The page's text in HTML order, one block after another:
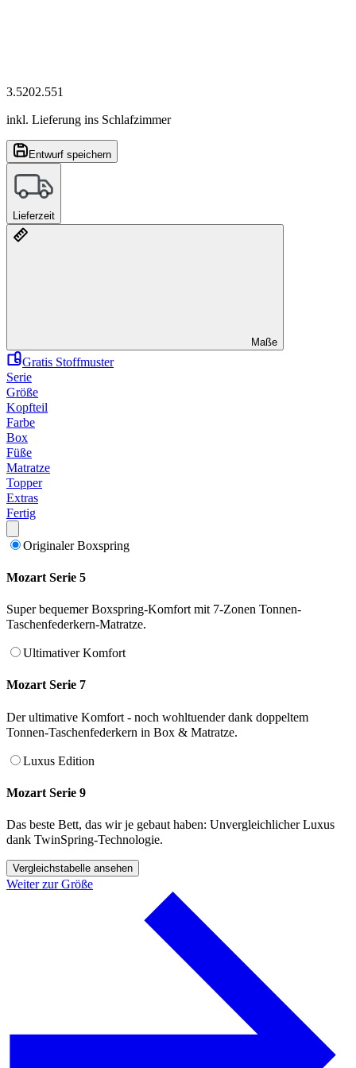
3.5202.551
inkl. Lieferung ins Schlafzimmer
Entwurf speichern
Lieferzeit
Maße
Gratis Stoffmuster
Serie
Größe
Kopfteil
Farbe
Box
Füße
Matratze
Topper
Extras
Fertig
Originaler Boxspring
Mozart Serie 5
Super bequemer Boxspring-Komfort mit 7-Zonen Tonnen-
Taschenfederkern-Matratze.
Ultimativer Komfort
Mozart Serie 7
Der ultimative Komfort - noch wohltuender dank doppeltem
Tonnen-Taschenfederkern in Box & Matratze.
Luxus Edition
Mozart Serie 9
Das beste Bett, das wir je gebaut haben: Unvergleichlicher Luxus
dank TwinSpring-Technologie.
Vergleichstabelle ansehen
Weiter zur Größe